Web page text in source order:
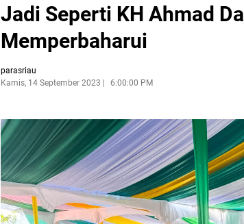
Jadi Seperti KH Ahmad
Memperbaharui
parasriau
Kamis, 14 September 2023
6:00:00 PM